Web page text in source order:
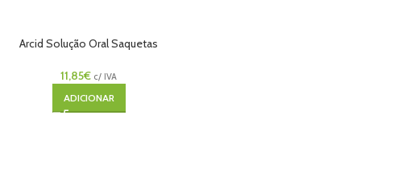
Arcid Solução Oral Saquetas
11,85€ c/ IVA
ADICIONAR